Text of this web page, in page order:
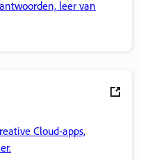
leer van
Cloud-apps,